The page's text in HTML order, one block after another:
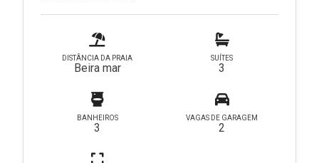
DISTÂNCIA DA PRAIA
Beira mar
SUÍTES
3
BANHEIROS
3
VAGAS DE GARAGEM
2